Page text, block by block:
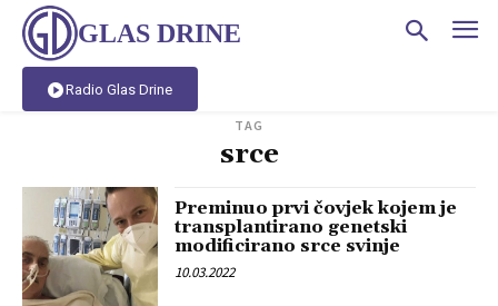
GLAS DRINE
Radio Glas Drine
TAG
srce
Preminuo prvi čovjek kojem je
transplantirano genetski
modificirano srce svinje
10.03.2022